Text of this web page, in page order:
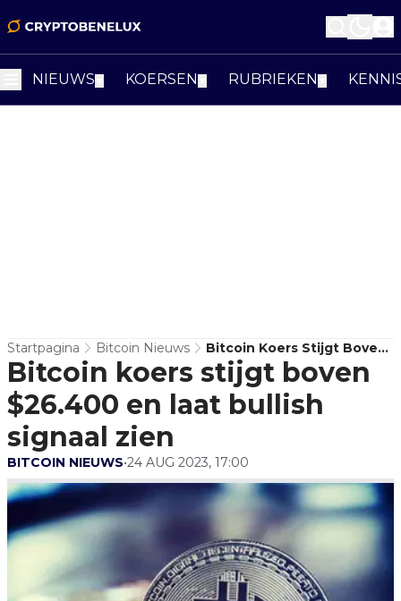
NIEUWS KOERSEN RUBRIEKEN
Startpagina Bitcoin Nieuws
Bitcoin Koers Stijgt Boven
$26.400 En Laat Bullish
Signaal Zien
Bitcoin koers stijgt boven
$26.400 en laat bullish
signaal zien
BITCOIN NIEUWS•24 AUG 2023, 17:00